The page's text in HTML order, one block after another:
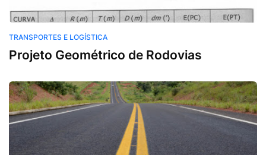
TRANSPORTES E LOGÍSTICA
Projeto Geométrico de Rodovias